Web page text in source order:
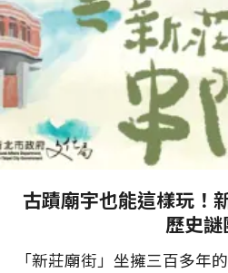
古蹟廟宇也能這樣玩！
歷史謎
「新莊廟街」坐擁三百多年